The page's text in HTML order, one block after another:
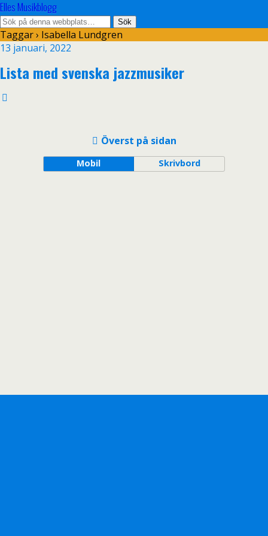
Elles Musikblogg
Taggar › Isabella Lundgren
13 januari, 2022
Lista med svenska jazzmusiker
Överst på sidan
Mobil Skrivbord